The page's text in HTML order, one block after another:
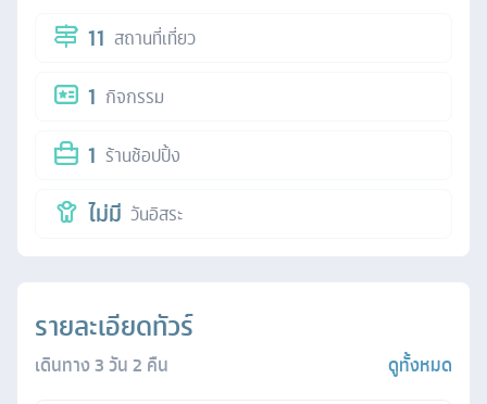
11 สถานที่เที่ยว
1 กิจกรรม
1 ร้านช้อปปิ้ง
ไม่มี วันอิสระ
รายละเอียดทัวร์
เดินทาง3วัน2 คืน ดูทั้งหมด